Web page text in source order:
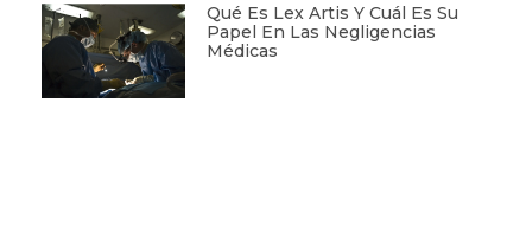
Qué Es Lex Artis Y Cuál Es Su
Papel En Las Negligencias
Médicas